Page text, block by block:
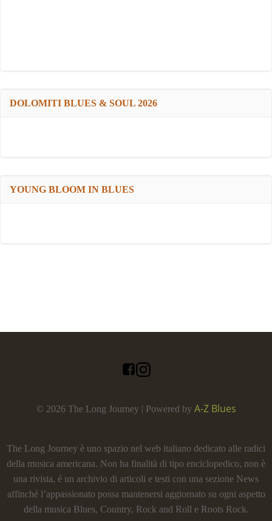
DOLOMITI BLUES & SOUL 2026
YOUNG BLOOM IN BLUES
© 2026 The Long Journey | Powered by A-Z Blues
The Long Journey è uno spazio nel web italiano dedicato alle radici
della musica americana. Non ha finalità di tipo enciclopedico, non è
una rivista, é un archivio di articoli e testi con una sezione News
affinché l’appassionato possa mantenersi aggiornato su ogni aspetto
della musica Blues, Country, Rock and Roll e Roots Rock.